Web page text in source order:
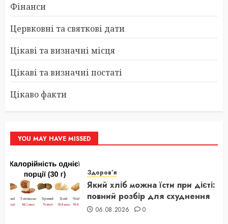
Фінанси
Цервковні та святкові дати
Цікаві та визначні місця
Цікаві та визначні постаті
Цікаво факти
YOU MAY HAVE MISSED
Здоров’я
Який хліб можна їсти при дієті:
повний розбір для схуднення
06.08.2026 0